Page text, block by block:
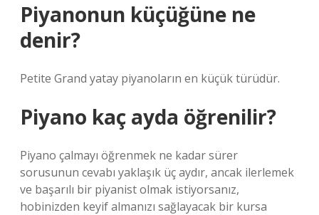
Piyanonun küçüğüne ne
denir?
Petite Grand yatay piyanoların en küçük türüdür.
Piyano kaç ayda öğrenilir?
Piyano çalmayı öğrenmek ne kadar sürer
sorusunun cevabı yaklaşık üç aydır, ancak ilerlemek
ve başarılı bir piyanist olmak istiyorsanız,
hobinizden keyif almanızı sağlayacak bir kursa